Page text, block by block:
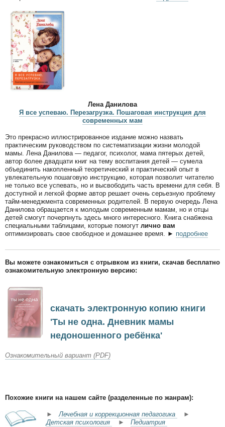
Лена Данилова
Я все успеваю. Перезагрузка. Пошаговая инструкция для
современных мам
Это прекрасно иллюстрированное издание можно назвать
практическим руководством по систематизации жизни молодой
мамы. Лена Данилова — педагог, психолог, мама пятерых детей,
автор более двадцати книг на тему воспитания детей — сумела
объединить накопленный теоретический и практический опыт в
увлекательную пошаговую инструкцию, которая позволит читателю
не только все успевать, но и высвободить часть времени для себя. В
доступной и легкой форме автор решает очень серьезную проблему
тайм-менеджмента современных родителей. В первую очередь Лена
Данилова обращается к молодым современным мамам, но и отцы
детей смогут почерпнуть здесь много интересного. Книга снабжена
специальными таблицами, которые помогут лично вам
оптимизировать свое свободное и домашнее время. ► подробнее
Вы можете ознакомиться с отрывком из книги, скачав бесплатно
ознакомительную электронную версию:
скачать электронную копию книги
'Ты не одна. Дневник мамы
недоношенного ребёнка'
Ознакомительный вариант (PDF)
Похожие книги на нашем сайте (разделенные по жанрам):
►Лечебная и коррекционная педагогика
►
Детская психология
► Педиатрия